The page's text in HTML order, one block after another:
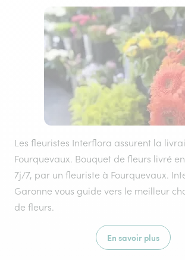
Les fleuristes Interflora assurent la
Fourquevaux. Bouquet de fleurs livré
7j/7, par un fleuriste à Fourquevaux.
Garonne vous guide vers le meilleur
de fleurs.
En savoir plus